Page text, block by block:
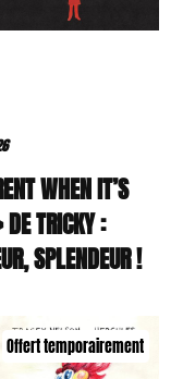
WHEN IT’S
TRICKY :
SPLENDEUR !
Offert temporairement